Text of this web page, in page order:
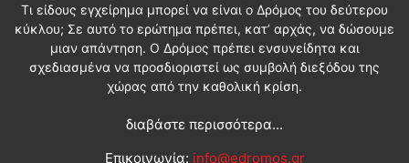
Τι είδους εγχείρημα μπορεί να είναι ο Δρόμος του δεύτερου
κύκλου; Σε αυτό το ερώτημα πρέπει, κατ’ αρχάς, να δώσουμε
μιαν απάντηση. Ο Δρόμος πρέπει ενσυνείδητα και
σχεδιασμένα να προσδιοριστεί ως συμβολή διεξόδου της
χώρας από την καθολική κρίση.
διαβάστε περισσότερα...
Επικοινωνία: info@edromos.gr